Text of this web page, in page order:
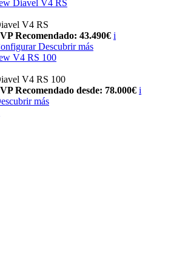
Diavel V4 RS
V4 RS
Recomendado: 43.490€ i
Descubrir más
V4 RS 100
V4 RS 100
Recomendado desde: 78.000€ i
más